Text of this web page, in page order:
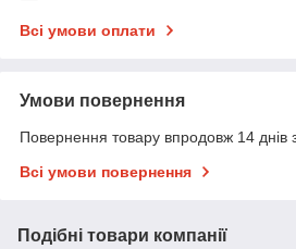
Всі умови оплати
Умови повернення
Повернення товару впродовж 14 днів
Всі умови повернення
Подібні товари компанії